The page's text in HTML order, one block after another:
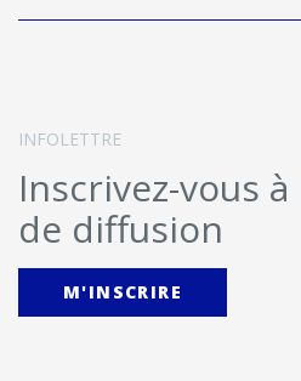
INFOLETTRE
Inscrivez-vous
de diffusion
M'INSCRIRE